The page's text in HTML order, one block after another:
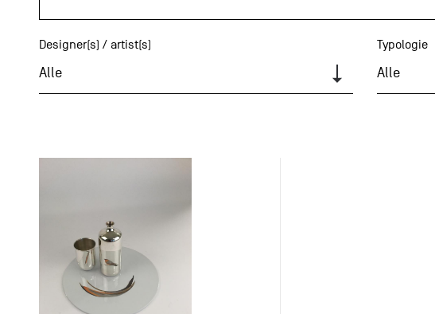
Designer(s) / artist(s)
Alle
Typologie
Alle